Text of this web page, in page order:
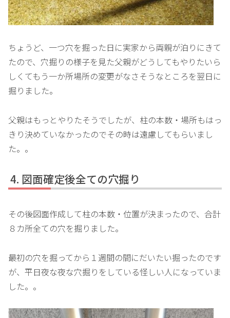
ちょうど、一つ穴を掘った日に実家から両親が泊りにきて
たので、穴掘りの様子を見た父親がどうしてもやりたいら
しくてもう一か所場所の変更がなさそうなところを翌日に
掘りました。
父親はもっとやりたそうでしたが、柱の本数・場所もはっ
きり決めていなかったのでその時は遠慮してもらいまし
た。。
図面確定後全ての穴掘り
その後図面作成して柱の本数・位置が決まったので、合計
８カ所全ての穴を掘りました。
最初の穴を掘ってから１週間の間にだいたい掘ったのです
が、平日夜な夜な穴掘りをしている怪しい人になっていま
した。。